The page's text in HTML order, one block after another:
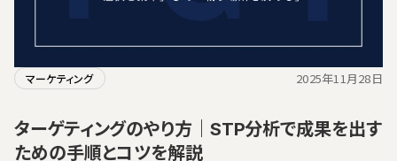
マーケティング 2025年11月28日
ターゲティングのやり方｜STP分析で成果を出す
ための手順とコツを解説